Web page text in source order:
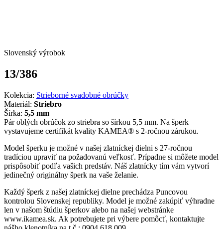
Slovenský výrobok
13/386
Kolekcia: Strieborné svadobné obrúčky
Materiál: Striebro
Šírka: 5,5 mm
Pár oblých obrúčok zo striebra so šírkou 5,5 mm. Na šperk
vystavujeme certifikát kvality KAMEA® s 2-ročnou zárukou.
Model šperku je možné v našej zlatníckej dielni s 27-ročnou
tradíciou upraviť na požadovanú veľkosť. Prípadne si môžete model
prispôsobiť podľa vašich predstáv. Náš zlatnícky tím vám vytvorí
jedinečný originálny šperk na vaše želanie.
Každý šperk z našej zlatníckej dielne prechádza Puncovou
kontrolou Slovenskej republiky. Model je možné zakúpiť výhradne
len v našom štúdiu šperkov alebo na našej webstránke
www.ikamea.sk. Ak potrebujete pri výbere pomôcť, kontaktujte